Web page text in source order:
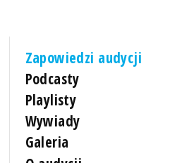
Zapowiedzi audycji
Podcasty
Playlisty
Wywiady
Galeria